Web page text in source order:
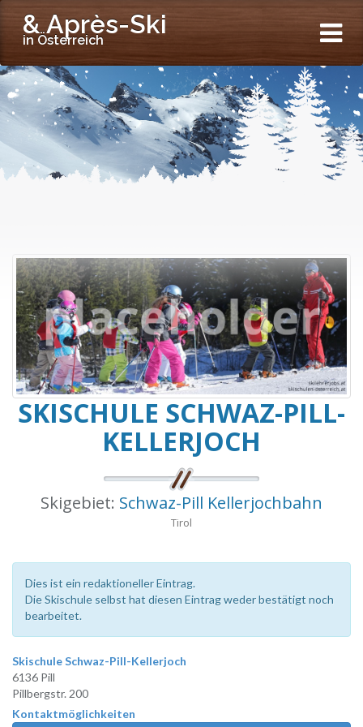
& Après-Ski
in Österreich
SKISCHULE SCHWAZ-PILL-
KELLERJOCH
Skigebiet: Schwaz-Pill Kellerjochbahn
Tirol
Dies ist ein redaktioneller Eintrag.
Die Skischule selbst hat diesen Eintrag weder bestätigt noch
bearbeitet.
Skischule Schwaz-Pill-Kellerjoch
6136 Pill
Pillbergstr. 200
Kontaktmöglichkeiten